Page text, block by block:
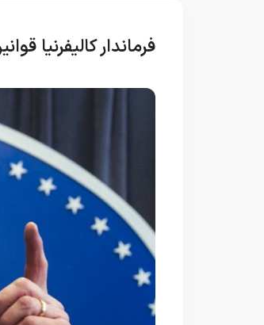
فرماندار کالیفرنیا